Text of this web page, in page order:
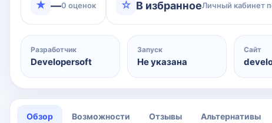
★ —0 оценок ☆ В избранноеЛичный кабинет
Разработчик
Developersoft
Запуск
Не указана
Сайт
Обзор Возможности Отзывы Альтернативы